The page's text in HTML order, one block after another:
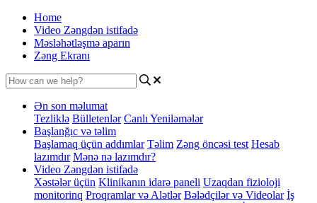
Home
Video Zəngdən istifadə
Məsləhətləşmə aparın
Zəng Ekranı
Ən son məlumat
Tezliklə Bülletenlər Canlı Yeniləmələr
Başlanğıc və təlim
Başlamaq üçün addımlar Təlim Zəng öncəsi test Hesab
lazımdır Mənə nə lazımdır?
Video Zəngdən istifadə
Xəstələr üçün Klinikanın idarə paneli Uzaqdan fizioloji
monitorinq Proqramlar və Alətlər Bələdçilər və Videolar İş